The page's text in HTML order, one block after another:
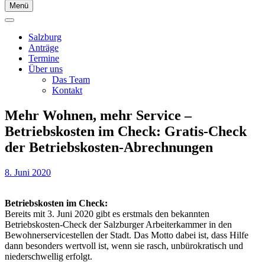
Menü
Salzburg
Anträge
Termine
Über uns
Das Team
Kontakt
Mehr Wohnen, mehr Service –
Betriebskosten im Check: Gratis-Check
der Betriebskosten-Abrechnungen
8. Juni 2020
Betriebskosten im Check:
Bereits mit 3. Juni 2020 gibt es erstmals den bekannten
Betriebskosten-Check der Salzburger Arbeiterkammer in den
Bewohnerservicestellen der Stadt. Das Motto dabei ist, dass Hilfe
dann besonders wertvoll ist, wenn sie rasch, unbürokratisch und
niederschwellig erfolgt.